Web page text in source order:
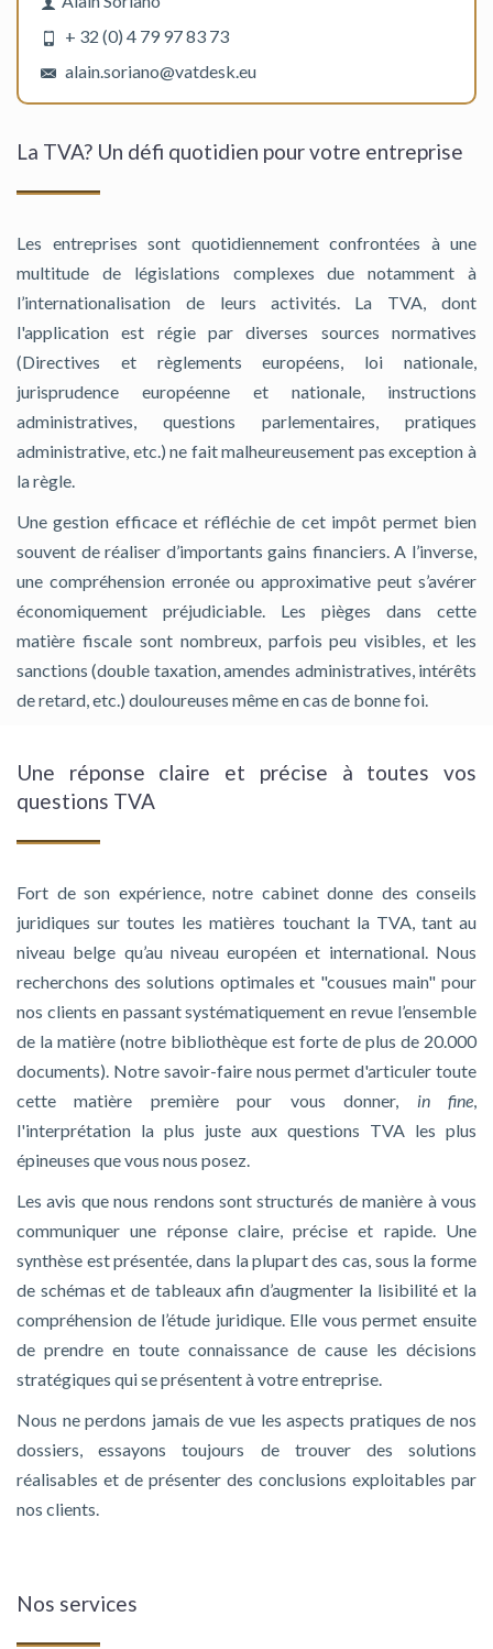
+ 32 (0) 4 79 97 83 73
alain.soriano@vatdesk.eu
La TVA? Un défi quotidien pour votre entreprise
Les entreprises sont quotidiennement confrontées à une
multitude de législations complexes due notamment à
l’internationalisation de leurs activités. La TVA, dont
l'application est régie par diverses sources normatives
(Directives et règlements européens, loi nationale,
jurisprudence européenne et nationale, instructions
administratives, questions parlementaires, pratiques
administrative, etc.) ne fait malheureusement pas exception à
la règle.
Une gestion efficace et réfléchie de cet impôt permet bien
souvent de réaliser d’importants gains financiers. A l’inverse,
une compréhension erronée ou approximative peut s’avérer
économiquement préjudiciable. Les pièges dans cette
matière fiscale sont nombreux, parfois peu visibles, et les
sanctions (double taxation, amendes administratives, intérêts
de retard, etc.) douloureuses même en cas de bonne foi.
Une réponse claire et précise à toutes vos
questions TVA
Fort de son expérience, notre cabinet donne des conseils
juridiques sur toutes les matières touchant la TVA, tant au
niveau belge qu’au niveau européen et international. Nous
recherchons des solutions optimales et "cousues main" pour
nos clients en passant systématiquement en revue l’ensemble
de la matière (notre bibliothèque est forte de plus de 20.000
documents). Notre savoir-faire nous permet d'articuler toute
cette matière première pour vous donner, in fine
l'interprétation la plus juste aux questions TVA les plus
épineuses que vous nous posez.
Les avis que nous rendons sont structurés de manière à vous
communiquer une réponse claire, précise et rapide. Une
synthèse est présentée, dans la plupart des cas, sous la forme
de schémas et de tableaux afin d’augmenter la lisibilité et la
compréhension de l’étude juridique. Elle vous permet ensuite
de prendre en toute connaissance de cause les décisions
stratégiques qui se présentent à votre entreprise.
Nous ne perdons jamais de vue les aspects pratiques de nos
dossiers, essayons toujours de trouver des solutions
réalisables et de présenter des conclusions exploitables par
nos clients.
Nos services